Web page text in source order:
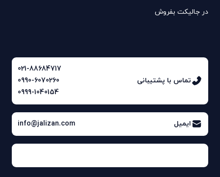
در جالیکت بفروش
تماس با پشتیبانی
021-88684717
0990-6070260
0999-1040154
ایمیل info@jalizan.com